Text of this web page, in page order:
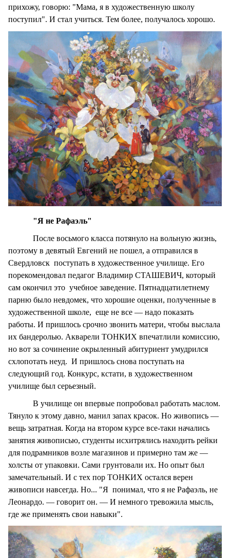
прихожу, говорю: "Мама, я в художественную школу
поступил". И стал учиться. Тем более, получалось хорошо.
"Я не Рафаэль"
После восьмого класса потянуло на вольную жизнь,
поэтому в девятый Евгений не пошел, а отправился в
Свердловск поступать в художественное училище. Его
порекомендовал педагог Владимир СТАШЕВИЧ, который
сам окончил это учебное заведение. Пятнадцатилетнему
парню было невдомек, что хорошие оценки, полученные в
художественной школе, еще не все — надо показать
работы. И пришлось срочно звонить матери, чтобы выслала
их бандеролью. Акварели ТОНКИХ впечатлили комиссию,
но вот за сочинение окрыленный абитуриент умудрился
схлопотать неуд. И пришлось снова поступать на
следующий год. Конкурс, кстати, в художественном
училище был серьезный.
В училище он впервые попробовал работать маслом.
Тянуло к этому давно, манил запах красок. Но живопись —
вещь затратная. Когда на втором курсе все-таки начались
занятия живописью, студенты исхитрялись находить рейки
для подрамников возле магазинов и примерно там же —
холсты от упаковки. Сами грунтовали их. Но опыт был
замечательный. И с тех пор ТОНКИХ остался верен
живописи навсегда. Но... "Я понимал, что я не Рафаэль, не
Леонардо. — говорит он. — И немного тревожила мысль,
где же применять свои навыки".